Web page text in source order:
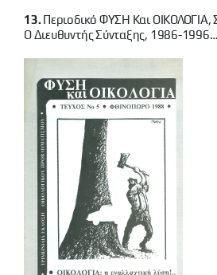
13. Περιοδικό ΦΥΣΗ Και ΟΙΚΟΛΟΓΙΑ,
Ο Διευθυντής Σύνταξης, 1986-1996…